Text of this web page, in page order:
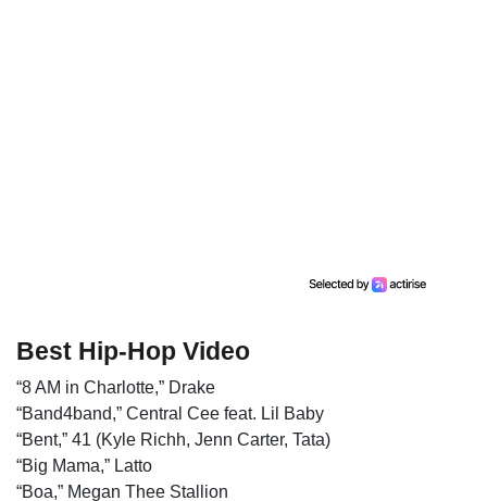
Best Hip-Hop Video
“8 AM in Charlotte,” Drake
“Band4band,” Central Cee feat. Lil Baby
“Bent,” 41 (Kyle Richh, Jenn Carter, Tata)
“Big Mama,” Latto
“Boa,” Megan Thee Stallion